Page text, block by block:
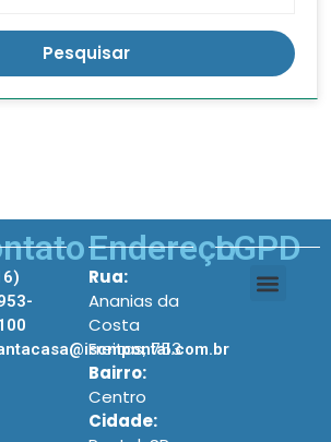
Endereço
Rua:
Ananias da
Costa
Freitas, 753
Bairro:
Centro
Cidade:
LGPD